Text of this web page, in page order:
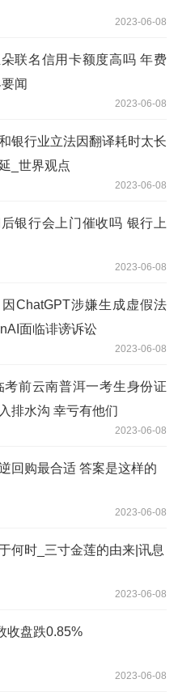
2023-06-08
联名信用卡额度高吗 年费
闻
2023-06-08
银行业立法因翻译耗时太长
_世界观点
2023-06-08
银行会上门催收吗 银行上
2023-06-08
ChatGPT涉嫌生成虚假法
面临诽谤诉讼
2023-06-08
考前云南普洱一考生身份证
排水沟 幸亏有他们
2023-06-08
回购最合适 答案是这样的
2023-06-08
何时_三寸金莲的由来|讯息
2023-06-08
收盘跌0.85%
2023-06-08